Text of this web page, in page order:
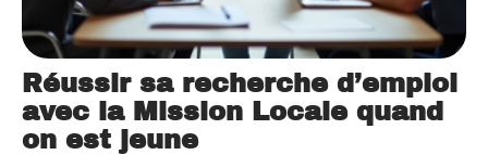
Réussir sa recherche d’emploi
avec la Mission Locale quand
on est jeune